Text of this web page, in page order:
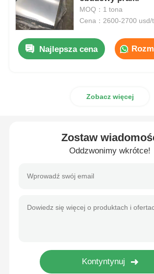
aluminiowa płyta
Koło aluminiowe
Cewka z taśmy aluminiowej
Aluminiowa płyta do szachownicy
Tłoczone aluminium
MOQ：1 tona
Cena：2600-2700 usd/
Najlepsza cena
Zobacz więcej
Zostaw
Oddzwonimy wkrótce!